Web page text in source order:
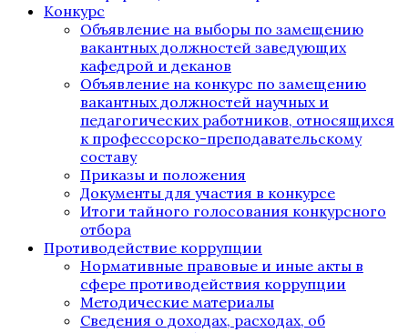
Конкурс
Объявление на выборы по замещению
вакантных должностей заведующих
кафедрой и деканов
Объявление на конкурс по замещению
вакантных должностей научных и
педагогических работников, относящихся
к профессорско-преподавательскому
составу
Приказы и положения
Документы для участия в конкурсе
Итоги тайного голосования конкурсного
отбора
Противодействие коррупции
Нормативные правовые и иные акты в
сфере противодействия коррупции
Методические материалы
Сведения о доходах, расходах, об